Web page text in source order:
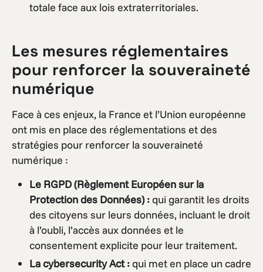
totale face aux lois extraterritoriales.
Les mesures réglementaires
pour renforcer la souveraineté
numérique
Face à ces enjeux, la France et l’Union européenne
ont mis en place des réglementations et des
stratégies pour renforcer la souveraineté
numérique :
Le RGPD (Règlement Européen sur la
Protection des Données) :qui garantit les droits
des citoyens sur leurs données, incluant le droit
à l’oubli, l’accès aux données et le
consentement explicite pour leur traitement.
La cybersecurity Act :qui met en place un cadre